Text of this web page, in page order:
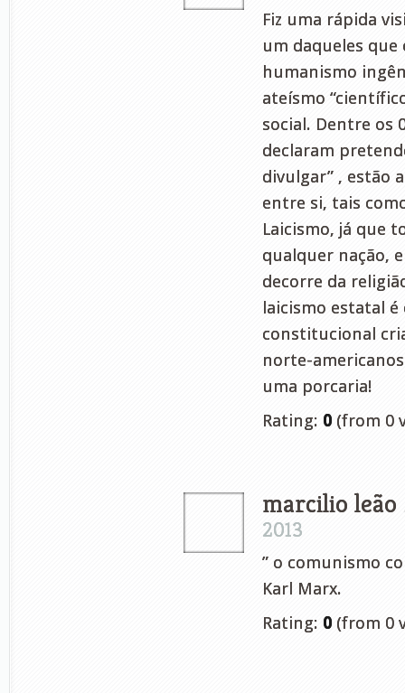
Fiz uma rápida
um daqueles
humanismo
ateísmo
social. Dentre os
declaram
divulgar” , estão
entre si, tais
Laicismo, já que
qualquer nação,
decorre da
laicismo estatal
constitucional
norte-
uma porcaria!
Rating: 0 (from 0
marcilio leão
2013
” o comunismo
Karl Marx.
Rating: 0 (from 0